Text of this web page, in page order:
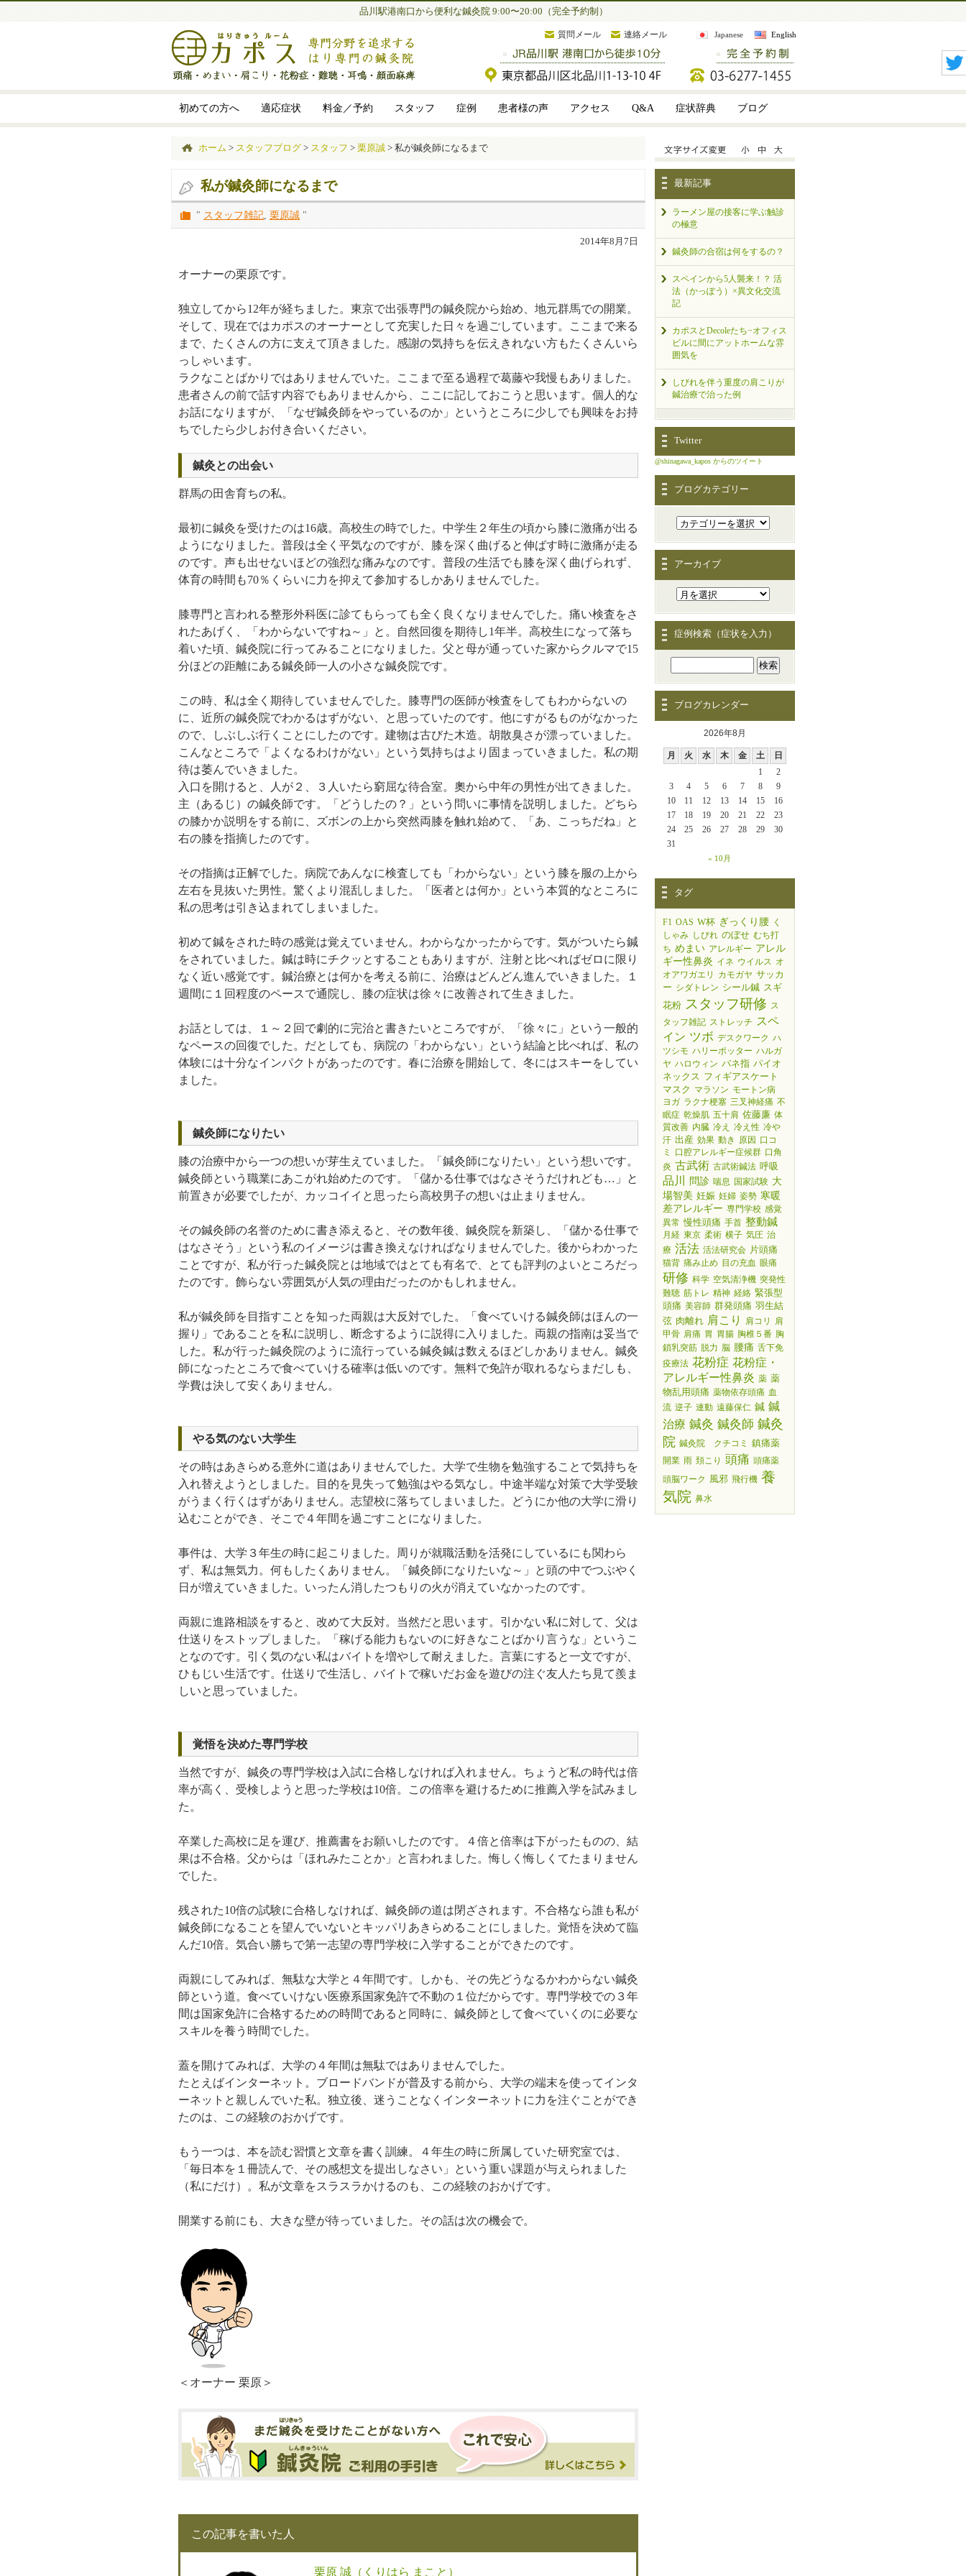
品川駅港南口から便利な鍼灸院 9:00〜20:00（完全予約制）
質問メール 連絡メール Japanese English
初めての方へ 適応症状 料金／予約 スタッフ 症例 患者様の声 アクセス Q&A 症状辞典 ブログ
ホーム > スタッフブログ > スタッフ > 栗原誠 > 私が鍼灸師になるまで
私が鍼灸師になるまで
" スタッフ雑記 栗原誠 "
2014年8月7日
オーナーの栗原です。
独立してから12年が経ちました。東京で出張専門の鍼灸院から始め、地元群馬での開業。
そして、現在ではカポスのオーナーとして充実した日々を過ごしています。ここまで来る
まで、たくさんの方に支えて頂きました。感謝の気持ちを伝えきれない方もたくさんいら
っしゃいます。
ラクなことばかりではありませんでいた。ここまで至る過程で葛藤や我慢もありました。
患者さんの前で話す内容でもありませんから、ここに記しておこうと思います。個人的な
お話になりますが、「なぜ鍼灸師をやっているのか」というところに少しでも興味をお持
ちでしたら少しお付き合いください。
鍼灸との出会い
群馬の田舎育ちの私。
最初に鍼灸を受けたのは16歳。高校生の時でした。中学生２年生の頃から膝に激痛が出る
ようになりました。普段は全く平気なのですが、膝を深く曲げると伸ばす時に激痛が走る
のです。声も出せないほどの強烈な痛みなのです。普段の生活でも膝を深く曲げられず、
体育の時間も70％くらいに力を抑えて参加するしかありませんでした。
膝専門と言われる整形外科医に診てもらっても全く良くなりませんでした。痛い検査をさ
れたあげく、「わからないですね～」と。自然回復を期待し1年半。高校生になって落ち
着いた頃、鍼灸院に行ってみることになりました。父と母が通っていた家からクルマで15
分ほどの距離にある鍼灸師一人の小さな鍼灸院です。
この時、私は全く期待していませんでした。膝専門の医師が検査をしてもわからないの
に、近所の鍼灸院でわかるはずがない、と思っていたのです。他にすがるものがなかった
ので、しぶしぶ行くことにしたのです。建物は古びた木造。胡散臭さが漂っていました。
こんなところで「よくなるわけがない」という気持ちはより固まっていきました。私の期
待は萎んでいきました。
入口を開けると、人が２、３人いたら窮屈な待合室。奧から中年の男性が出てきました。
主（あるじ）の鍼灸師です。「どうしたの？」という問いに事情を説明しました。どちら
の膝かか説明をする前に、ズボンの上から突然両膝を触れ始めて、「あ、こっちだね」と
右の膝を指摘したのです。
その指摘は正解でした。病院であんなに検査しても「わからない」という膝を服の上から
左右を見抜いた男性。驚くより混乱しました。「医者とは何か」という本質的なところに
私の思考は引き込まれてしまいました。
初めて鍼をされた時の感覚は覚えていません。わからなかったからです。気がついたら鍼
をされていました。鍼は時にチクッとすることもありますが、注射と比べればゼロに限り
なく近い感覚です。鍼治療とは何かを考える前に、治療はどんどん進んでいきました。１
週間に１回程度のペースで通院し、膝の症状は徐々に改善されて生きました。
お話としては、１～２回で劇的に完治と書きたいところですが、「徐々に」という一般的
なペースの回復でした。だとしても、病院の「わからない」という結論と比べれば、私の
体験には十分なインパクトがあったのです。春に治療を開始して、冬にはスキーをしてい
ました。
鍼灸師になりたい
膝の治療中から一つの想いが芽生えていました。「鍼灸師になりたい」という想いです。
鍼灸師という職業にあこがれ始めたのです。「儲かる仕事ではなさそうだけれども…」と
前置きが必要でしたが、カッコイイと思ったら高校男子の想いは止まりません。
その鍼灸師の名誉のために書き添えると、その数年後、鍼灸院を新築し、「儲かる仕事で
はなさそう」という私のイメージは書き換えなければなりませんでした。後からわかった
ことですが、私が行った鍼灸院とは地域ではとても有名で、とても評判のよいところだっ
たのです。飾らない雰囲気が人気の理由だったのかもしれません。
私が鍼灸師を目指すことを知った両親は大反対でした。「食べていける鍼灸師はほんの一
握り」であることを私に説明し、断念するように説得に入りました。両親の指南は妥当で
した。私が行った鍼灸院のように流行っている鍼灸鍼は数えるほどしかありません。鍼灸
師になったところで食べていける確率は低いのです。無料で免許が取れるならまだしも、
学費は決して安くありません。
やる気のない大学生
その時はあきらめる意外に道はありませんでした。大学で生物を勉強することで気持ちを
入れ替えようとしました。目的を見失って勉強はやる気なし。中途半端な対策で大学受験
がうまく行くはずがありません。志望校に落ちてしまいました。どうにか他の大学に滑り
込むことができ、そこで４年間を過ごすことになりました。
事件は、大学３年生の時に起こりました。周りが就職活動を活発にしているにも関わら
ず、私は無気力。何もしたくありません。「鍼灸師になりたいな～」と頭の中でつぶやく
日が増えていきました。いったん消したつもりの火が消えていなかったのです。
両親に進路相談をすると、改めて大反対。当然だと思います。引かない私に対して、父は
仕送りをストップしました。「稼げる能力もないのに好きなことばかり言うな」というこ
となのです。引く気のない私はバイトを増やして耐えました。言葉にすると一文ですが、
ひもじい生活です。仕送りで生活し、バイトで稼いだお金を遊びの注ぐ友人たち見て羨ま
しいと思っていました。
覚悟を決めた専門学校
当然ですが、鍼灸の専門学校は入試に合格しなければ入れません。ちょうど私の時代は倍
率が高く、受検しようと思った学校は10倍。この倍率を避けるために推薦入学を試みまし
た。
卒業した高校に足を運び、推薦書をお願いしたのです。４倍と倍率は下がったものの、結
果は不合格。父からは「ほれみたことか」と言われました。悔しく悔しくてたまりません
でした。
残された10倍の試験に合格しなければ、鍼灸師の道は閉ざされます。不合格なら誰も私が
鍼灸師になることを望んでいないとキッパリあきらめることにしました。覚悟を決めて臨
んだ10倍。気合い勝ちで第一志望の専門学校に入学することができたのです。
両親にしてみれば、無駄な大学と４年間です。しかも、その先どうなるかわからない鍼灸
師という道。食べていけない医療系国家免許で不動の１位だからです。専門学校での３年
間は国家免許に合格するための時間であると同時に、鍼灸師として食べていくのに必要な
スキルを養う時間でした。
蓋を開けてみれば、大学の４年間は無駄ではありませんでした。
たとえばインターネット。ブロードバンドが普及する前から、大学の端末を使ってインタ
ーネットと親しんでいた私。独立後、迷うことなくインターネットに力を注ぐことができ
たのは、この経験のおかげです。
もう一つは、本を読む習慣と文章を書く訓練。４年生の時に所属していた研究室では、
「毎日本を１冊読んで、その感想文を提出しなさい」という重い課題が与えられました
（私にだけ）。私が文章をスラスラかけるのも、この経験のおかげです。
開業する前にも、大きな壁が待っていました。その話は次の機会で。
＜オーナー 栗原＞
この記事を書いた人
栗原 誠（くりはら まこと）
最新記事
ラーメン屋の接客に学ぶ触診
の極意
鍼灸師の合宿は何をするの？
スペインから5人襲来！？ 活
法（かっぽう）×異文化交流
記
カポスとDecoleたち−オフィス
ビルに間にアットホームな雰
囲気を
しびれを伴う重度の肩こりが
鍼治療で治った例
Twitter
@shinagawa_kapos からのツイート
ブログカテゴリー
アーカイブ
症例検索（症状を入力）
ブログカレンダー
2026年8月
月 火 水 木 金 土
日
1
2
3
4 5 6 7 8
9
10
11 12 13 14 15
16
17
18 19 20 21 22
23
24
25 26 27 28 29
30
31
« 10月
タグ
F1 OAS W杯 ぎっくり腰 く
しゃみ しびれ のぼせ むち打
ち めまい アレルギー アレル
ギー性鼻炎 イネ ウイルス オ
オアワガエリ
カモガヤ サッカ
ー シダトレン シール鍼 スギ
花粉 スタッフ研修 ス
タッフ雑記 ストレッチ スペ
イン ツボ デスクワーク ハ
ツシモ ハリーポッター ハルガ
ヤ ハロウィン バネ指 パイオ
ネックス フィギアスケート
マスク マラソン モートン病
ヨガ ラクナ梗塞 三叉神経痛 不
眠症 乾燥肌 五十肩 佐藤廉 体
質改善 内臓 冷え 冷え性 冷や
汗 出産 効果 動き 原因 口コ
ミ
口腔アレルギー症候群 口角
炎 古武術 古武術鍼法 呼吸
品川 問診 喘息 国家試験 大
場智美 妊娠 妊婦 姿勢 寒暖
差アレルギー 専門学校 感覚
異常 慢性頭痛 手首 整動鍼
月経 東京 柔術 横子 気圧 治
療 活法 活法研究会 片頭痛
猫背 痛み止め 目の充血 眼痛
研修 科学 空気清浄機 突発性
難聴 筋トレ 精神 経絡 緊張型
頭痛 美容師 群発頭痛 羽生結
弦 肉離れ 肩こり 肩コリ
肩
甲骨 肩痛 胃 胃腸 胸椎５番 胸
鎖乳突筋 脱力 脳 腰痛 舌下免
疫療法 花粉症 花粉症・
アレルギー性鼻炎 薬 薬
物乱用頭痛 薬物依存頭痛 血
流 逆子 連動 遠藤保仁 鍼 鍼
治療 鍼灸 鍼灸師 鍼灸
院 鍼灸院 クチコミ 鎮痛薬
開業 雨 頚こり 頭痛 頭痛薬
頭脳ワーク 風邪 飛行機 養
気院 鼻水